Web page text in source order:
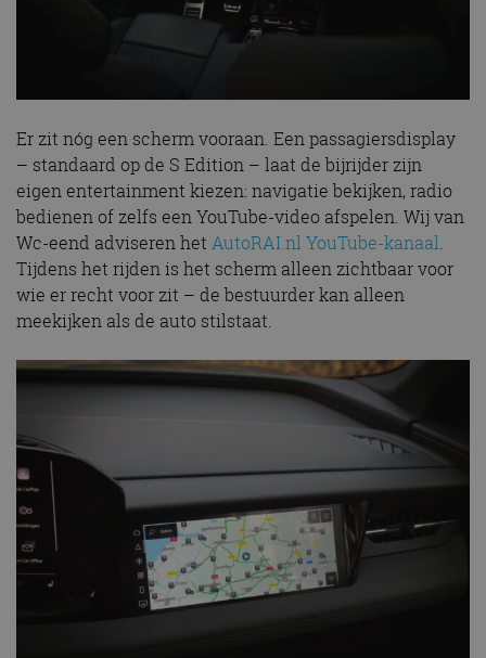
Er zit nóg een scherm vooraan. Een passagiersdisplay
– standaard op de S Edition – laat de bijrijder zijn
eigen entertainment kiezen: navigatie bekijken, radio
bedienen of zelfs een YouTube-video afspelen. Wij van
Wc-eend adviseren het AutoRAI.nl YouTube-kanaal.
Tijdens het rijden is het scherm alleen zichtbaar voor
wie er recht voor zit – de bestuurder kan alleen
meekijken als de auto stilstaat.